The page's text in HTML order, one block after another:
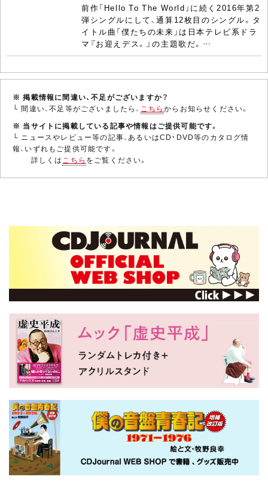
前作「Hello To The World」に続く2016年第2
弾シングルにして、通算12枚目のシングル。タ
イトル曲「僕たちの未来」は日本テレビ系ドラ
マ『お迎えデス。』の主題歌だ。…
※ 掲載情報に間違い、不足がございますか？
└ 間違い、不足等がございましたら、 こちらからお知らせください。
※ 当サイトに掲載している記事や情報はご提供可能です。
└ ニュースやレビュー等の記事、あるいはCD・DVD等のカタログ情
報、いずれもご提供可能です。
詳しくはこちら をご覧ください。